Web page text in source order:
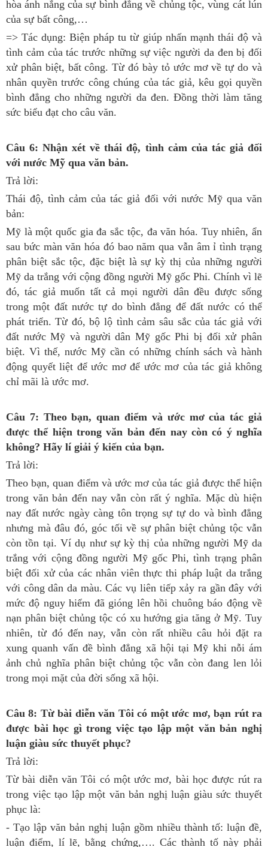
hòa ánh nắng của sự bình đẳng về chủng tộc, vùng cát lún
của sự bất công,…
=> Tác dụng: Biện pháp tu từ giúp nhấn mạnh thái độ và
tình cảm của tác trước những sự việc người da đen bị đối
xử phân biệt, bất công. Từ đó bày tỏ ước mơ về tự do và
nhân quyền trước công chúng của tác giả, kêu gọi quyền
bình đẳng cho những người da đen. Đồng thời làm tăng
sức biểu đạt cho câu văn.
Câu 6: Nhận xét về thái độ, tình cảm của tác giả đối
với nước Mỹ qua văn bản.
Trả lời:
Thái độ, tình cảm của tác giả đối với nước Mỹ qua văn
bản:
Mỹ là một quốc gia đa sắc tộc, đa văn hóa. Tuy nhiên, ẩn
sau bức màn văn hóa đó bao năm qua vẫn âm ỉ tình trạng
phân biệt sắc tộc, đặc biệt là sự kỳ thị của những người
Mỹ da trắng với cộng đồng người Mỹ gốc Phi. Chính vì lẽ
đó, tác giả muốn tất cả mọi người dân đều được sống
trong một đất nước tự do bình đẳng để đất nước có thể
phát triển. Từ đó, bộ lộ tình cảm sâu sắc của tác giả với
đất nước Mỹ và người dân Mỹ gốc Phi bị đối xử phân
biệt. Vì thế, nước Mỹ cần có những chính sách và hành
động quyết liệt để ước mơ để ước mơ của tác giả không
chỉ mãi là ước mơ.
Câu 7: Theo bạn, quan điểm và ước mơ của tác giả
được thể hiện trong văn bản đến nay còn có ý nghĩa
không? Hãy lí giải ý kiến của bạn.
Trả lời:
Theo bạn, quan điểm và ước mơ của tác giả được thể hiện
trong văn bản đến nay vẫn còn rất ý nghĩa. Mặc dù hiện
nay đất nước ngày càng tôn trọng sự tự do và bình đẳng
nhưng mà đâu đó, góc tối về sự phân biệt chủng tộc vẫn
còn tồn tại. Ví dụ như sự kỳ thị của những người Mỹ da
trắng với cộng đồng người Mỹ gốc Phi, tình trạng phân
biệt đối xử của các nhân viên thực thi pháp luật da trắng
với công dân da màu. Các vụ liên tiếp xảy ra gần đây với
mức độ nguy hiểm đã gióng lên hồi chuông báo động về
nạn phân biệt chủng tộc có xu hướng gia tăng ở Mỹ. Tuy
nhiên, từ đó đến nay, vẫn còn rất nhiều câu hỏi đặt ra
xung quanh vấn đề bình đẳng xã hội tại Mỹ khi nỗi ám
ảnh chủ nghĩa phân biệt chủng tộc vẫn còn đang len lỏi
trong mọi mặt của đời sống xã hội.
Câu 8: Từ bài diễn văn Tôi có một ước mơ, bạn rút ra
được bài học gì trong việc tạo lập một văn bản nghị
luận giàu sức thuyết phục?
Trả lời:
Từ bài diễn văn Tôi có một ước mơ, bài học được rút ra
trong việc tạo lập một văn bản nghị luận giàu sức thuyết
phục là:
- Tạo lập văn bản nghị luận gồm nhiều thành tố: luận đề,
luận điểm, lí lẽ, bằng chứng,…. Các thành tố này phải